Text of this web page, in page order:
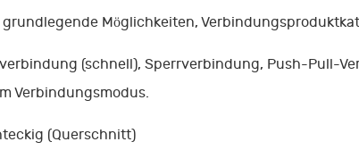
Möglichkeiten,
(schnell), Sperrverbindung, Push-Pull-
Verbindungsmodus.
(Querschnitt)